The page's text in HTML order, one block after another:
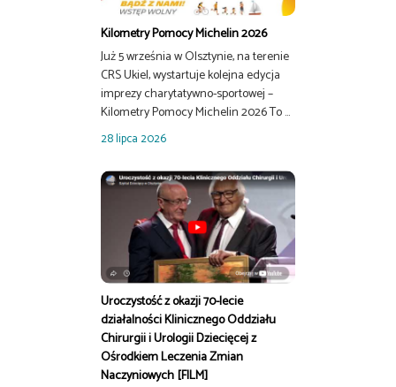
Kilometry Pomocy Michelin 2026
Już 5 września w Olsztynie, na terenie
CRS Ukiel, wystartuje kolejna edycja
imprezy charytatywno-sportowej –
Kilometry Pomocy Michelin 2026 To ...
28 lipca 2026
Uroczystość z okazji 70-lecie
działalności Klinicznego Oddziału
Chirurgii i Urologii Dziecięcej z
Ośrodkiem Leczenia Zmian
Naczyniowych [FILM]